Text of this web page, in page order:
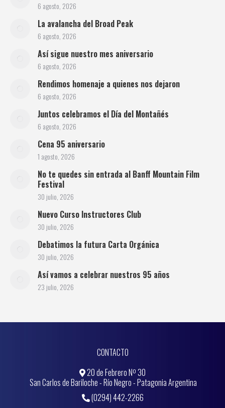
6 agosto, 2026
La avalancha del Broad Peak
6 agosto, 2026
Así sigue nuestro mes aniversario
6 agosto, 2026
Rendimos homenaje a quienes nos dejaron
6 agosto, 2026
Juntos celebramos el Día del Montañés
6 agosto, 2026
Cena 95 aniversario
1 agosto, 2026
No te quedes sin entrada al Banff Mountain Film
Festival
30 julio, 2026
Nuevo Curso Instructores Club
30 julio, 2026
Debatimos la futura Carta Orgánica
30 julio, 2026
Así vamos a celebrar nuestros 95 años
23 julio, 2026
CONTACTO
20 de Febrero Nº 30
San Carlos de Bariloche - Río Negro - Patagonia Argentina
(0294) 442-2266